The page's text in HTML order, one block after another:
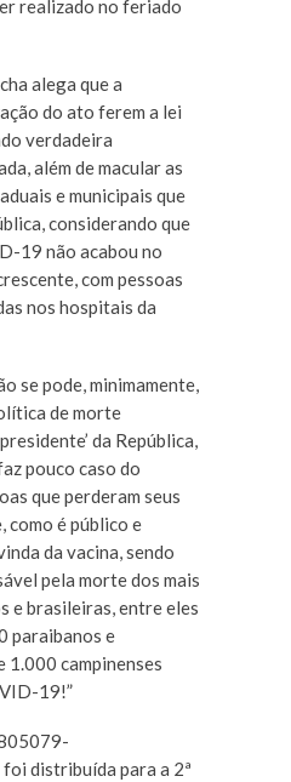
realizado no feriado
alega que a
do ato ferem a lei
verdadeira
além de macular as
e municipais que
considerando que
19 não acabou no
com pessoas
nos hospitais da
se pode, minimamente,
de morte
da República,
pouco caso do
que perderam seus
como é público e
da vacina, sendo
pela morte dos mais
e brasileiras, entre eles
paraibanos e
1.000 campinenses
19!”
distribuída para a 2ª